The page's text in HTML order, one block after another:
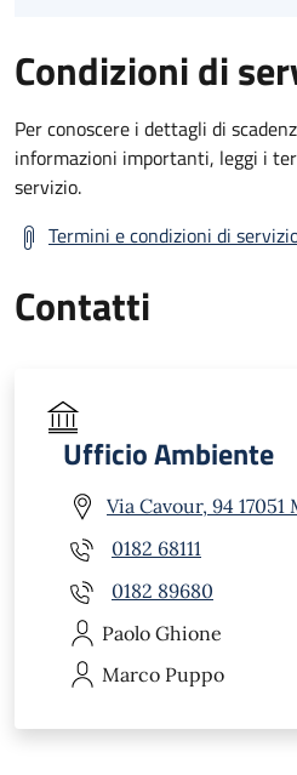
Condizioni di
Per conoscere i dettagli di
informazioni importanti, leggi i
servizio.
Termini e condizioni di
Contatti
Ufficio Ambiente
Via Cavour, 94
0182 68111
0182 89680
Paolo Ghione
Marco Puppo